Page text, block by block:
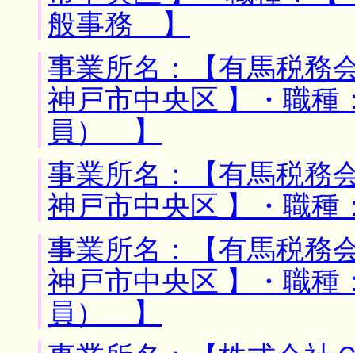
般事務 】
事業所名：【有馬税務
神戸市中央区 】・職種
員） 】
事業所名：【有馬税務
神戸市中央区 】・職
事業所名：【有馬税務
神戸市中央区 】・職種
員） 】